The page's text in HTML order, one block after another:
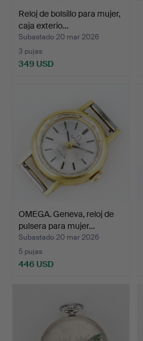
Reloj de bolsillo para mujer,
caja exterio…
Subastado 20 mar 2026
3 pujas
349 USD
OMEGA. Geneva, reloj de
pulsera para mujer…
Subastado 20 mar 2026
5 pujas
446 USD